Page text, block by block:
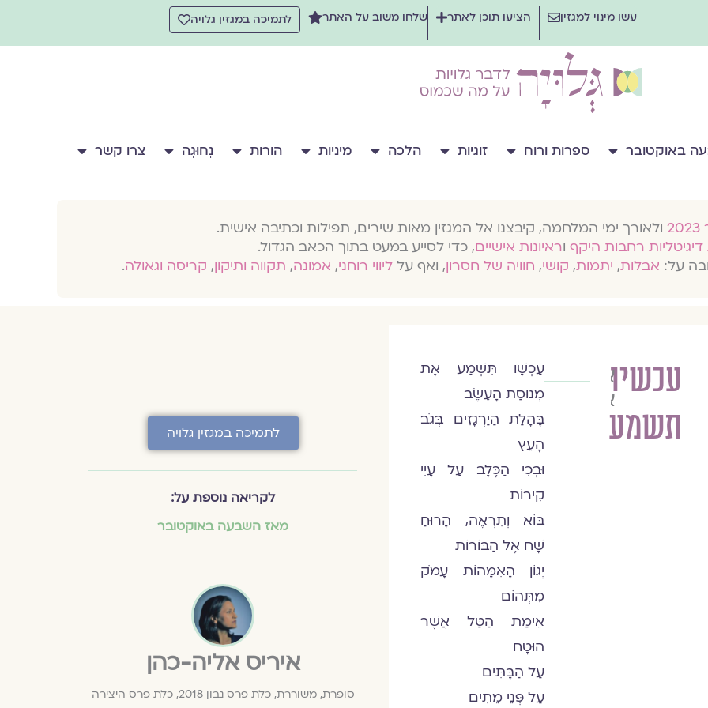
עשו מינוי למגזין הציעו תוכן לאתר שלחו משוב על האתר לתמיכה במגזין גלויה
באוקטובר ספרות ורוח זוגיות הלכה מיניות הורות נָחוּגָה צרו קשר
ולאורך ימי המלחמה, קיבצנו אל המגזין מאות שירים, תפילות וכתיבה אישית.
רחבות היקף וראיונות אישיים, כדי לסייע במעט בתוך הכאב הגדול.
על: אבלות, יתמות, קושי, חוויה של חסרון, ואף על ליווי רוחני, אמונה, תקווה ותיקון, קריסה וגאולה.
עכשיו
תשמע
איריס
אליה-כהן
עַכְשָׁו תִּשְׁמַע אֶת
מְנוּסַת הָעֵשֶׂב
בֶּהָלַת הַיַרְגָזִים בְּגֹב
הָעֵץ
וּבְכִי הַכֶּלֶב עַל עָיִי
קִירוֹת
בּוֹא וְתִרְאֶה, הָרוּחַ
שָׁח אֶל הַבּוֹרוֹת
יְגוֹן הָאִמָּהוֹת עָמֹק
מִתְּהוֹם
אֵימַת הַטַּל אֲשֶׁר
הוּטָח
עַל הַבָּתִּים
עַל פְּנֵי מֵתִים
לתמיכה במגזין גלויה
לקריאה נוספת על:
מאז השבעה באוקטובר
איריס אליה-כהן
סופרת, משוררת, כלת פרס נבון 2018, כלת פרס היצירה